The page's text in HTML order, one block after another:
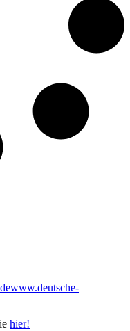
www.deutsche-
hier!